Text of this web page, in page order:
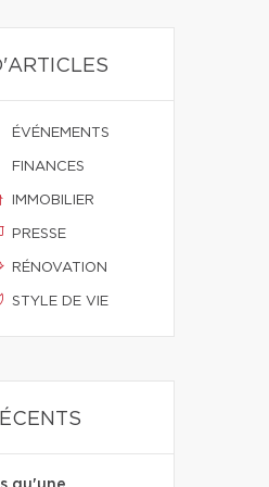
ÉVÉNEMENTS
FINANCES
IMMOBILIER
PRESSE
RÉNOVATION
STYLE DE VIE